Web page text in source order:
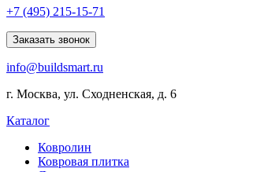
Explore
lists
best
online
offering
wide
range
+7 (495) 215-15-71
Заказать звонок
info@buildsmart.ru
г. Москва, ул. Сходненская, д. 6
Каталог
Ковролин
Ковровая плитка